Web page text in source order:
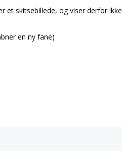
et skitsebillede, og viser derfor ikke
en ny fane)